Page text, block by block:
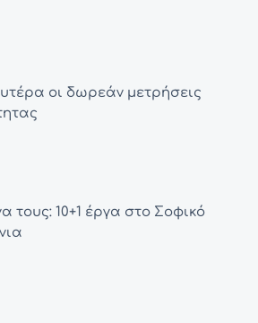
οι δωρεάν μετρήσεις
τους: 10+1 έργα στο Σοφικό